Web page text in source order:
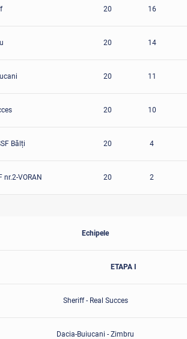
20 16
20 14
20 11
20 10
Bălți 20 4
nr.2-VORAN 20 2
Echipele
ETAPA I
Sheriff - Real Succes
Dacia-Buiucani - Zimbru